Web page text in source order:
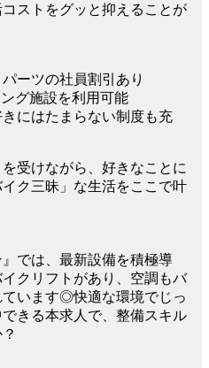
ストをグッと抑えることが
ーツの社員割引あり
グ施設を利用可能
にはたまらない制度も充
受けながら、好きなことに
ク三昧」な生活をここで叶
』では、最新設備を積極導
イクリフトがあり、空調もバ
ています◎快適な環境でじっ
できる本求人で、整備スキル